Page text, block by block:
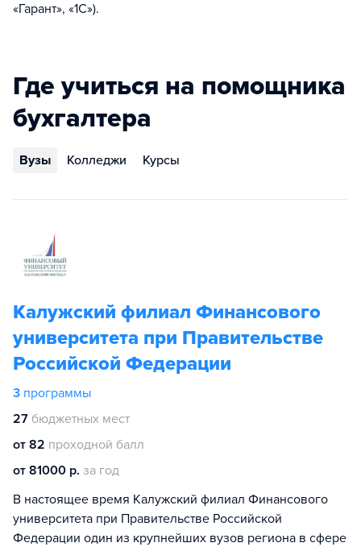
«Гарант», «1С»).
Где учиться на помощника
бухгалтера
Вузы Колледжи Курсы
Калужский филиал Финансового
университета при Правительстве
Российской Федерации
3 программы
27 бюджетных мест
от 82 проходной балл
от 81000 р. за год
В настоящее время Калужский филиал Финансового
университета при Правительстве Российской
Федерации один из крупнейших вузов региона в сфере